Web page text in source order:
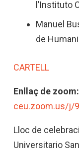
l’Instituto
Manuel
de
CARTELL
Enllaç de zoom:
ceu.zoom.us/j/
Lloc de
Universitario